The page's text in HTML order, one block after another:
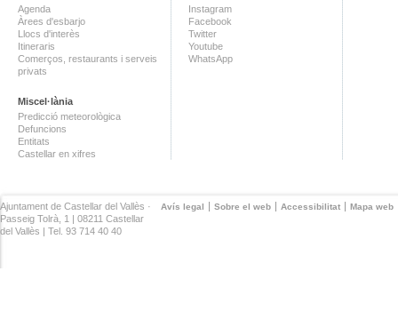
Agenda
Àrees d'esbarjo
Llocs d'interès
Itineraris
Comerços, restaurants i serveis
privats
Miscel·lània
Predicció meteorològica
Defuncions
Entitats
Castellar en xifres
Instagram
Facebook
Twitter
Youtube
WhatsApp
Avís legal Sobre el web Accessibilitat Mapa web
Ajuntament de Castellar del Vallès ·
Passeig Tolrà, 1 | 08211 Castellar
del Vallès | Tel. 93 714 40 40